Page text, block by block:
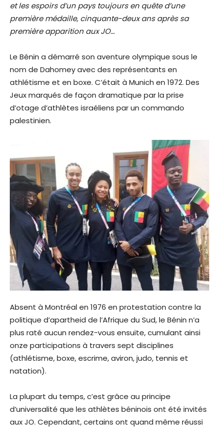
et les espoirs d’un pays toujours en quête d’une
première médaille, cinquante-deux ans après sa
première apparition aux JO…
Le Bénin a démarré son aventure olympique sous le
nom de Dahomey avec des représentants en
athlétisme et en boxe. C’était à Munich en 1972. Des
Jeux marqués de façon dramatique par la prise
d’otage d’athlètes israéliens par un commando
palestinien.
Absent à Montréal en 1976 en protestation contre la
politique d’apartheid de l’Afrique du Sud, le Bénin n’a
plus raté aucun rendez-vous ensuite, cumulant ainsi
onze participations à travers sept disciplines
(athlétisme, boxe, escrime, aviron, judo, tennis et
natation).
La plupart du temps, c’est grâce au principe
d’universalité que les athlètes béninois ont été invités
aux JO. Cependant, certains ont quand même réussi